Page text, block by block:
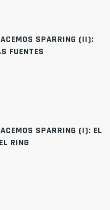
SPARRING (II):
FUENTES
SPARRING (I): EL
RING